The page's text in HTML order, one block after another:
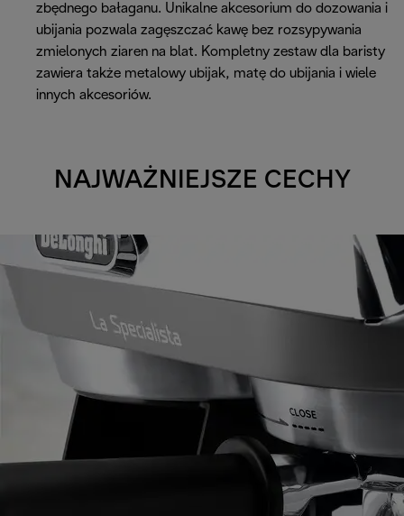
zbędnego bałaganu. Unikalne akcesorium do dozowania i
ubijania pozwala zagęszczać kawę bez rozsypywania
zmielonych ziaren na blat. Kompletny zestaw dla baristy
zawiera także metalowy ubijak, matę do ubijania i wiele
innych akcesoriów.
NAJWAŻNIEJSZE CECHY